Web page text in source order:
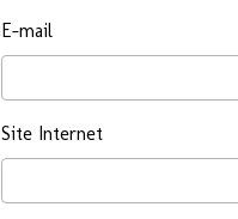
E-mail
Site Internet